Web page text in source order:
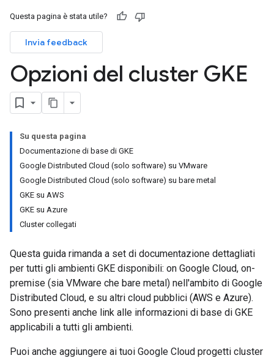
Questa pagina è stata utile?
Invia feedback
Opzioni del cluster GKE
Su questa pagina
Documentazione di base di GKE
Google Distributed Cloud (solo software) su VMware
Google Distributed Cloud (solo software) su bare metal
GKE su AWS
GKE su Azure
Cluster collegati
Questa guida rimanda a set di documentazione dettagliati
per tutti gli ambienti GKE disponibili: on Google Cloud, on-
premise (sia VMware che bare metal) nell'ambito di Google
Distributed Cloud, e su altri cloud pubblici (AWS e Azure).
Sono presenti anche link alle informazioni di base di GKE
applicabili a tutti gli ambienti.
Puoi anche aggiungere ai tuoi Google Cloud progetti cluster